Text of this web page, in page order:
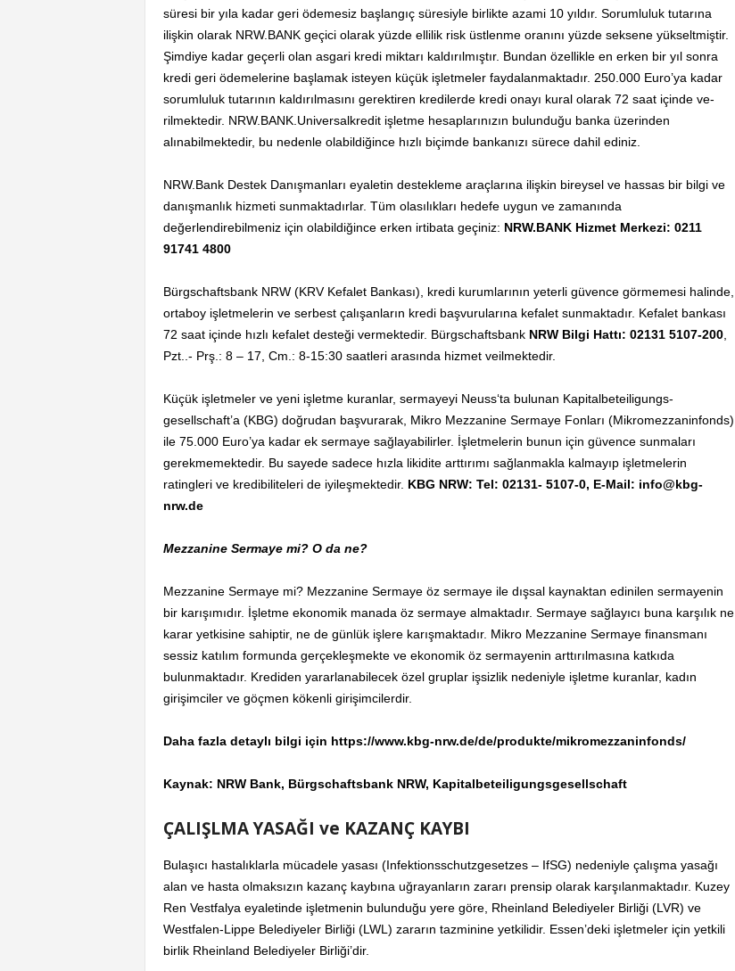
süresi bir yıla kadar geri ödemesiz başlangıç süresiyle birlikte azami 10 yıldır. Sorumluluk tutarına
ilişkin olarak NRW.BANK geçici olarak yüzde ellilik risk üstlenme oranını yüzde seksene yükseltmiştir.
Şimdiye kadar geçerli olan asgari kredi miktarı kaldırılmıştır. Bundan özellikle en erken bir yıl sonra
kredi geri ödemelerine başlamak isteyen küçük işletmeler faydalanmaktadır. 250.000 Euro’ya kadar
sorumluluk tutarının kaldırılmasını gerektiren kredilerde kredi onayı kural olarak 72 saat içinde ve-
rilmektedir. NRW.BANK.Universalkredit işletme hesaplarınızın bulunduğu banka üzerinden
alınabilmektedir, bu nedenle olabildiğince hızlı biçimde bankanızı sürece dahil ediniz.
NRW.Bank Destek Danışmanları eyaletin destekleme araçlarına ilişkin bireysel ve hassas bir bilgi ve
danışmanlık hizmeti sunmaktadırlar. Tüm olasılıkları hedefe uygun ve zamanında
değerlendirebilmeniz için olabildiğince erken irtibata geçiniz: NRW.BANK Hizmet Merkezi: 0211
91741 4800
Bürgschaftsbank NRW (KRV Kefalet Bankası), kredi kurumlarının yeterli güvence görmemesi halinde,
ortaboy işletmelerin ve serbest çalışanların kredi başvurularına kefalet sunmaktadır. Kefalet bankası
72 saat içinde hızlı kefalet desteği vermektedir. Bürgschaftsbank NRW Bilgi Hattı: 02131 5107-200,
Pzt..- Prş.: 8 – 17, Cm.: 8-15:30 saatleri arasında hizmet veilmektedir.
Küçük işletmeler ve yeni işletme kuranlar, sermayeyi Neuss‘ta bulunan Kapitalbeteiligungs-
gesellschaft’a (KBG) doğrudan başvurarak, Mikro Mezzanine Sermaye Fonları (Mikromezzaninfonds)
ile 75.000 Euro’ya kadar ek sermaye sağlayabilirler. İşletmelerin bunun için güvence sunmaları
gerekmemektedir. Bu sayede sadece hızla likidite arttırımı sağlanmakla kalmayıp işletmelerin
ratingleri ve kredibiliteleri de iyileşmektedir. KBG NRW: Tel: 02131- 5107-0, E-Mail: info@kbg-
nrw.de
Mezzanine Sermaye mi? O da ne?
Mezzanine Sermaye mi? Mezzanine Sermaye öz sermaye ile dışsal kaynaktan edinilen sermayenin
bir karışımıdır. İşletme ekonomik manada öz sermaye almaktadır. Sermaye sağlayıcı buna karşılık ne
karar yetkisine sahiptir, ne de günlük işlere karışmaktadır. Mikro Mezzanine Sermaye finansmanı
sessiz katılım formunda gerçekleşmekte ve ekonomik öz sermayenin arttırılmasına katkıda
bulunmaktadır. Krediden yararlanabilecek özel gruplar işsizlik nedeniyle işletme kuranlar, kadın
girişimciler ve göçmen kökenli girişimcilerdir.
Daha fazla detaylı bilgi için https://www.kbg-nrw.de/de/produkte/mikromezzaninfonds/
Kaynak: NRW Bank, Bürgschaftsbank NRW, Kapitalbeteiligungsgesellschaft
ÇALIŞLMA YASAĞI ve KAZANÇ KAYBI
Bulaşıcı hastalıklarla mücadele yasası (Infektionsschutzgesetzes – IfSG) nedeniyle çalışma yasağı
alan ve hasta olmaksızın kazanç kaybına uğrayanların zararı prensip olarak karşılanmaktadır. Kuzey
Ren Vestfalya eyaletinde işletmenin bulunduğu yere göre, Rheinland Belediyeler Birliği (LVR) ve
Westfalen-Lippe Belediyeler Birliği (LWL) zararın tazminine yetkilidir. Essen’deki işletmeler için yetkili
birlik Rheinland Belediyeler Birliği’dir.